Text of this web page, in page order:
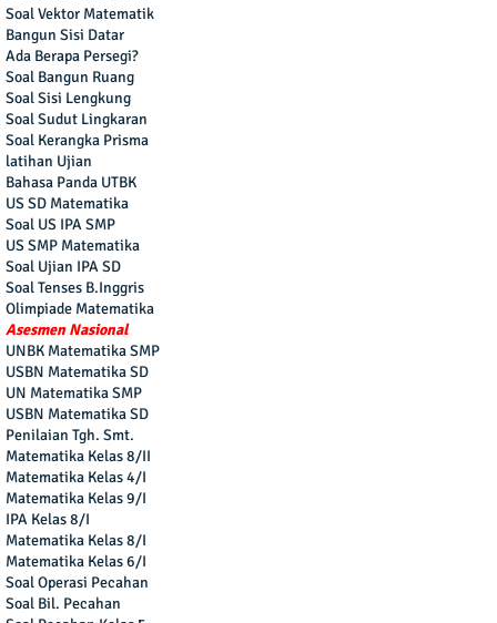
Soal Vektor Matematik
Bangun Sisi Datar
Ada Berapa Persegi?
Soal Bangun Ruang
Soal Sisi Lengkung
Soal Sudut Lingkaran
Soal Kerangka Prisma
latihan Ujian
Bahasa Panda UTBK
US SD Matematika
Soal US IPA SMP
US SMP Matematika
Soal Ujian IPA SD
Soal Tenses B.Inggris
Olimpiade Matematika
Asesmen Nasional
UNBK Matematika SMP
USBN Matematika SD
UN Matematika SMP
USBN Matematika SD
Penilaian Tgh. Smt.
Matematika Kelas 8/II
Matematika Kelas 4/I
Matematika Kelas 9/I
IPA Kelas 8/I
Matematika Kelas 8/I
Matematika Kelas 6/I
Soal Operasi Pecahan
Soal Bil. Pecahan